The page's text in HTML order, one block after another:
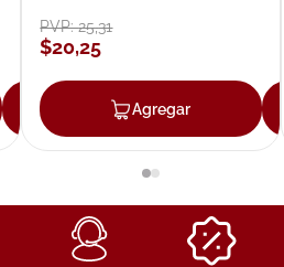
Agregar
PVP:25,31
$20,25
Agregar